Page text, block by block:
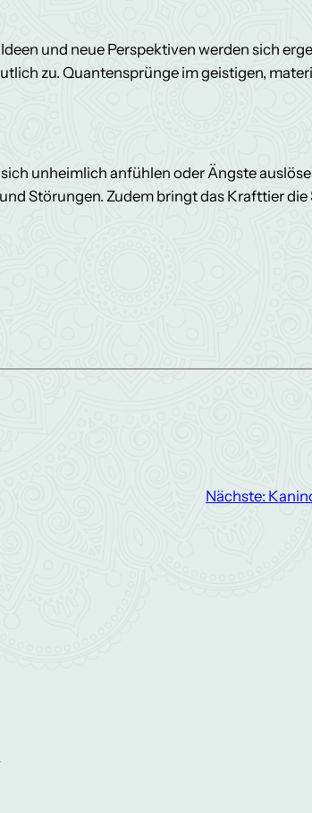
und neue Perspektiven werden sich
zu. Quantensprünge im geistigen,
unheimlich anfühlen oder Ängste
Störungen. Zudem bringt das Krafttier
Nächste: